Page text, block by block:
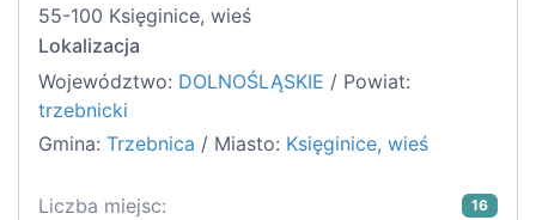
55-100 Księginice, wieś
Lokalizacja
Województwo: DOLNOŚLĄSKIE / Powiat:
trzebnicki
Gmina: Trzebnica / Miasto: Księginice, wieś
Liczba miejsc: 16